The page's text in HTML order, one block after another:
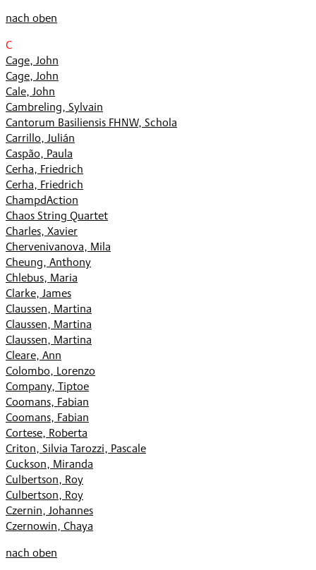
nach oben
C
Cage, John
Cage, John
Cale, John
Cambreling, Sylvain
Cantorum Basiliensis FHNW, Schola
Carrillo, Julián
Caspão, Paula
Cerha, Friedrich
Cerha, Friedrich
ChampdAction
Chaos String Quartet
Charles, Xavier
Chervenivanova, Mila
Cheung, Anthony
Chlebus, Maria
Clarke, James
Claussen, Martina
Claussen, Martina
Claussen, Martina
Cleare, Ann
Colombo, Lorenzo
Company, Tiptoe
Coomans, Fabian
Coomans, Fabian
Cortese, Roberta
Criton, Silvia Tarozzi, Pascale
Cuckson, Miranda
Culbertson, Roy
Culbertson, Roy
Czernin, Johannes
Czernowin, Chaya
nach oben